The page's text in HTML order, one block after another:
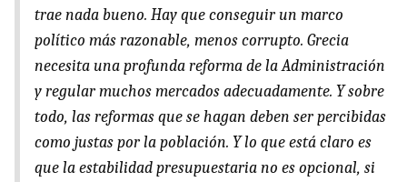
trae nada bueno. Hay que conseguir un marco
político más razonable, menos corrupto. Grecia
necesita una profunda reforma de la Administración
y regular muchos mercados adecuadamente. Y sobre
todo, las reformas que se hagan deben ser percibidas
como justas por la población. Y lo que está claro es
que la estabilidad presupuestaria no es opcional, si